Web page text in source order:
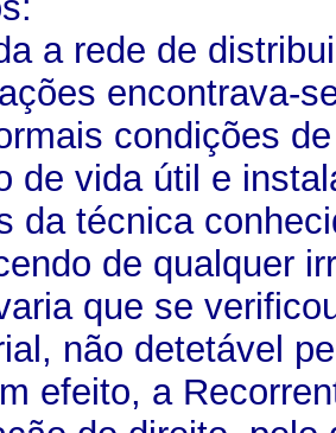
a rede de
encontrava-
condições
de vida útil e
da técnica
de qualquer
que se
não detetável
efeito, a